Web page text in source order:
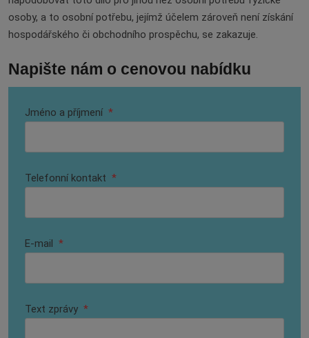
osoby, a to osobní potřebu, jejímž účelem zároveň není získání
hospodářského či obchodního prospěchu, se zakazuje.
Napište nám o cenovou nabídku
Jméno a příjmení *
Telefonní kontakt *
E-mail *
Text zprávy *